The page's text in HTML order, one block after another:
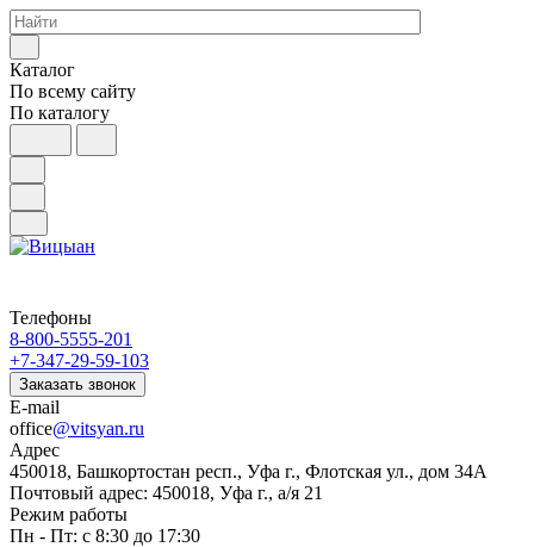
Каталог
По всему сайту
По каталогу
Телефоны
8-800-5555-201
+7-347-29-59-103
Заказать звонок
E-mail
office@vitsyan.ru
Адрес
450018, Башкортостан респ., Уфа г., Флотская ул., дом 34А
Почтовый адрес: 450018, Уфа г., а/я 21
Режим работы
Пн - Пт: с 8:30 до 17:30